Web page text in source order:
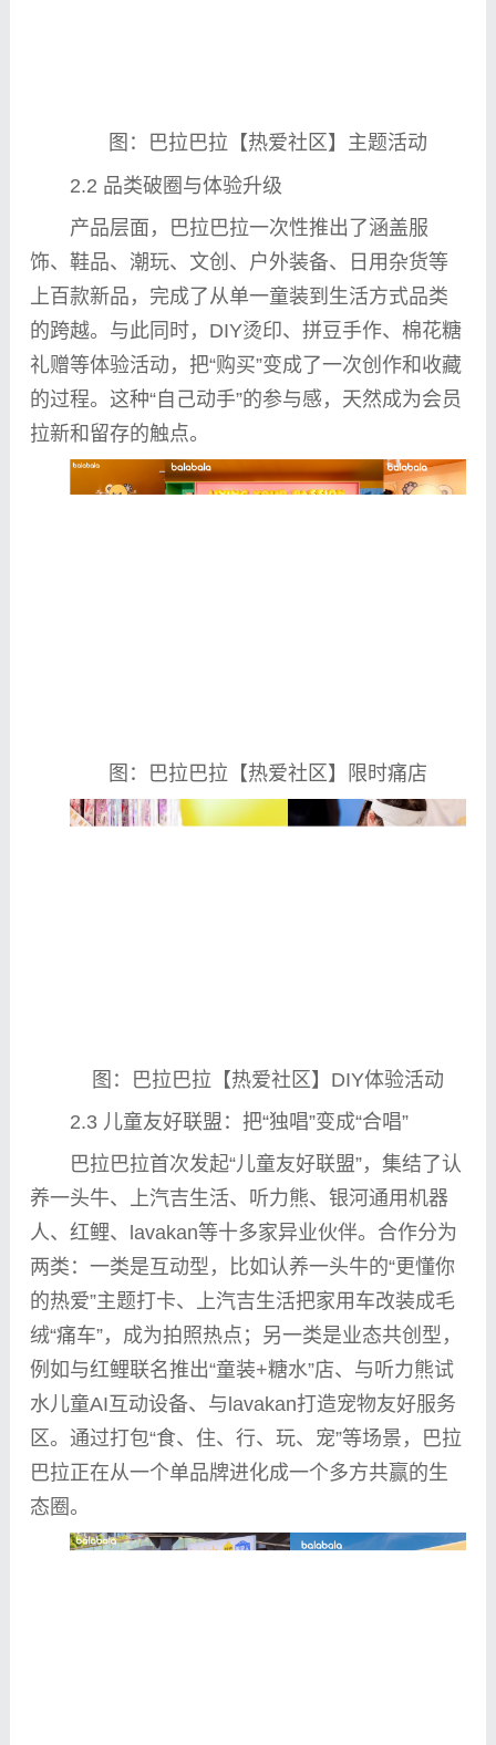
图：巴拉巴拉【热爱社区】主题活动
2.2 品类破圈与体验升级
产品层面，巴拉巴拉一次性推出了涵盖服
饰、鞋品、潮玩、文创、户外装备、日用杂货等
上百款新品，完成了从单一童装到生活方式品类
的跨越。与此同时，DIY烫印、拼豆手作、棉花糖
礼赠等体验活动，把“购买”变成了一次创作和收藏
的过程。这种“自己动手”的参与感，天然成为会员
拉新和留存的触点。
图：巴拉巴拉【热爱社区】限时痛店
图：巴拉巴拉【热爱社区】DIY体验活动
2.3 儿童友好联盟：把“独唱”变成“合唱”
巴拉巴拉首次发起“儿童友好联盟”，集结了认
养一头牛、上汽吉生活、听力熊、银河通用机器
人、红鲤、lavakan等十多家异业伙伴。合作分为
两类：一类是互动型，比如认养一头牛的“更懂你
的热爱”主题打卡、上汽吉生活把家用车改装成毛
绒“痛车”，成为拍照热点；另一类是业态共创型，
例如与红鲤联名推出“童装+糖水”店、与听力熊试
水儿童AI互动设备、与lavakan打造宠物友好服务
区。通过打包“食、住、行、玩、宠”等场景，巴拉
巴拉正在从一个单品牌进化成一个多方共赢的生
态圈。